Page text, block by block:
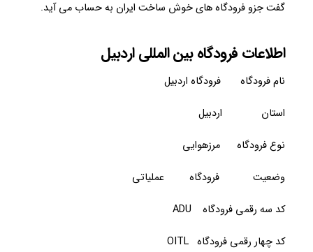
گفت جزو فرودگاه های خوش ساخت ایران به حساب می آید.
اطلاعات فرودگاه بین المللی اردبیل
نام فرودگاه فرودگاه اردبیل
استان اردبیل
نوع فرودگاه مرزهوایی
وضعیت فرودگاه عملیاتی
کد سه رقمی فرودگاه ADU
کد چهار رقمی فرودگاه OITL